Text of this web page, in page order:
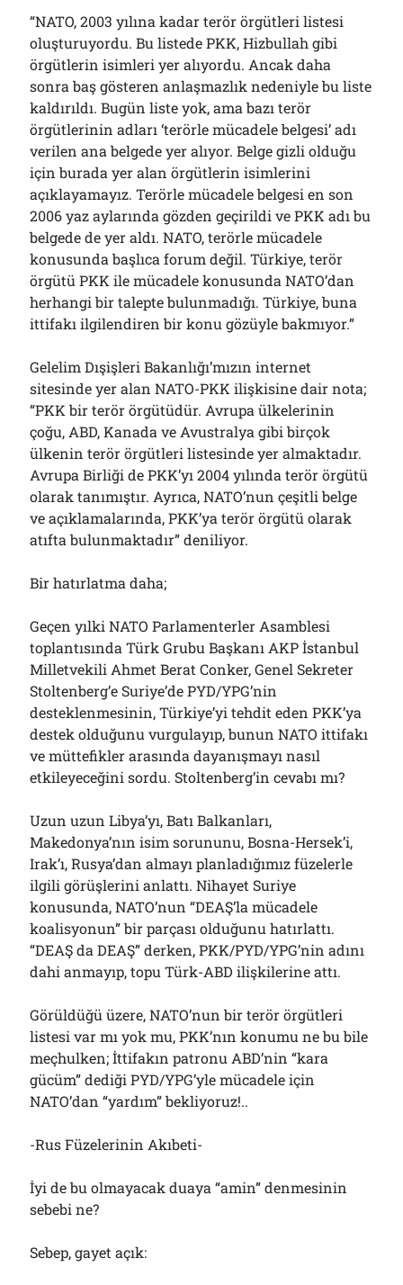
“NATO, 2003 yılına kadar terör örgütleri listesi
oluşturuyordu. Bu listede PKK, Hizbullah gibi
örgütlerin isimleri yer alıyordu. Ancak daha
sonra baş gösteren anlaşmazlık nedeniyle bu liste
kaldırıldı. Bugün liste yok, ama bazı terör
örgütlerinin adları ‘terörle mücadele belgesi’ adı
verilen ana belgede yer alıyor. Belge gizli olduğu
için burada yer alan örgütlerin isimlerini
açıklayamayız. Terörle mücadele belgesi en son
2006 yaz aylarında gözden geçirildi ve PKK adı bu
belgede de yer aldı. NATO, terörle mücadele
konusunda başlıca forum değil. Türkiye, terör
örgütü PKK ile mücadele konusunda NATO’dan
herhangi bir talepte bulunmadığı. Türkiye, buna
ittifakı ilgilendiren bir konu gözüyle bakmıyor.”
Gelelim Dışişleri Bakanlığı’mızın internet
sitesinde yer alan NATO-PKK ilişkisine dair nota;
“PKK bir terör örgütüdür. Avrupa ülkelerinin
çoğu, ABD, Kanada ve Avustralya gibi birçok
ülkenin terör örgütleri listesinde yer almaktadır.
Avrupa Birliği de PKK’yı 2004 yılında terör örgütü
olarak tanımıştır. Ayrıca, NATO’nun çeşitli belge
ve açıklamalarında, PKK’ya terör örgütü olarak
atıfta bulunmaktadır” deniliyor.
Bir hatırlatma daha;
Geçen yılki NATO Parlamenterler Asamblesi
toplantısında Türk Grubu Başkanı AKP İstanbul
Milletvekili Ahmet Berat Conker, Genel Sekreter
Stoltenberg’e Suriye’de PYD/YPG’nin
desteklenmesinin, Türkiye’yi tehdit eden PKK’ya
destek olduğunu vurgulayıp, bunun NATO ittifakı
ve müttefikler arasında dayanışmayı nasıl
etkileyeceğini sordu. Stoltenberg’in cevabı mı?
Uzun uzun Libya’yı, Batı Balkanları,
Makedonya’nın isim sorununu, Bosna-Hersek’i,
Irak’ı, Rusya’dan almayı planladığımız füzelerle
ilgili görüşlerini anlattı. Nihayet Suriye
konusunda, NATO’nun “DEAŞ’la mücadele
koalisyonun” bir parçası olduğunu hatırlattı.
“DEAŞ da DEAŞ” derken, PKK/PYD/YPG’nin adını
dahi anmayıp, topu Türk-ABD ilişkilerine attı.
Görüldüğü üzere, NATO’nun bir terör örgütleri
listesi var mı yok mu, PKK’nın konumu ne bu bile
meçhulken; İttifakın patronu ABD’nin “kara
gücüm” dediği PYD/YPG’yle mücadele için
NATO’dan “yardım” bekliyoruz!..
-Rus Füzelerinin Akıbeti-
İyi de bu olmayacak duaya “amin” denmesinin
sebebi ne?
Sebep, gayet açık: